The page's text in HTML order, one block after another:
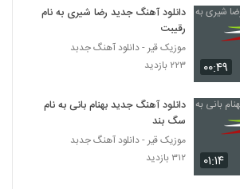
دانلود آهنگ نم نم از میثم فائزنیا
Mehdi Tarokh Havaei
۳۴۳ بازدید
آهنگ جمشید گرگانی بنام رویا
۳۶۴ بازدید
۰۰:۴۹
دانلود آهنگ جدید رضا شیری به نام
رقیبت
موزیک قیر - دانلود آهنگ جدبد
۲۲۳ بازدید
۰۱:۱۴
دانلود آهنگ جدید بهنام بانی به نام
سگ بند
موزیک قیر - دانلود آهنگ جدبد
۳۱۲ بازدید